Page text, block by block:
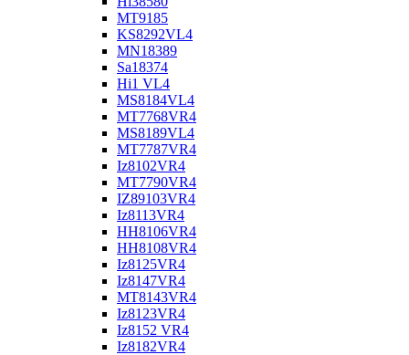
MT9185
KS8292VL4
MN18389
Sa18374
Hi1 VL4
MS8184VL4
MT7768VR4
MS8189VL4
MT7787VR4
Iz8102VR4
MT7790VR4
IZ89103VR4
Iz8113VR4
HH8106VR4
HH8108VR4
Iz8125VR4
Iz8147VR4
MT8143VR4
Iz8123VR4
Iz8152 VR4
Iz8182VR4